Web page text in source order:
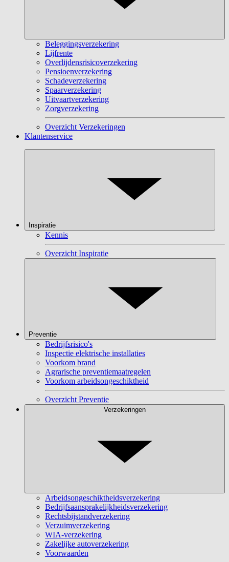
Beleggingsverzekering
Lijfrente
Overlijdensrisicoverzekering
Pensioenverzekering
Schadeverzekering
Spaarverzekering
Uitvaartverzekering
Zorgverzekering
Overzicht Verzekeringen
Klantenservice
Inspiratie
Kennis
Overzicht Inspiratie
Preventie
Bedrijfsrisico's
Inspectie elektrische installaties
Voorkom brand
Agrarische preventiemaatregelen
Voorkom arbeidsongeschiktheid
Overzicht Preventie
Verzekeringen
Arbeidsongeschiktheidsverzekering
Bedrijfsaansprakelijkheidsverzekering
Rechtsbijstandverzekering
Verzuimverzekering
WIA-verzekering
Zakelijke autoverzekering
Voorwaarden